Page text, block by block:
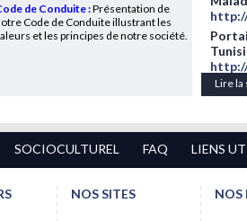
de Conduite :Présentation de
Code de Conduite illustrant les
et les principes de notre société.
Lire la
SOCIOCULTUREL FAQ LIENS
NOS SITES NOS